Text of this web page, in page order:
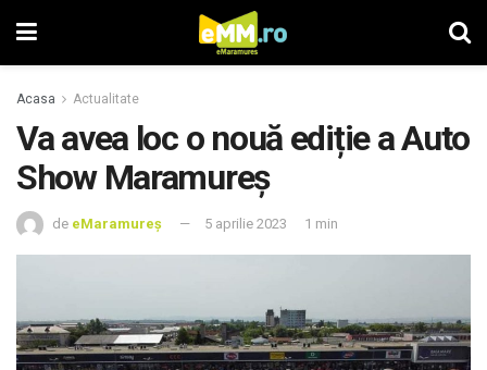
Acasa Actualitate
Va avea loc o nouă ediție a Auto
Show Maramureș
de eMaramureș 5 aprilie 2023 1 min